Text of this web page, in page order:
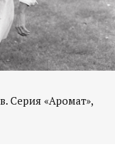
Серия «Аромат»,